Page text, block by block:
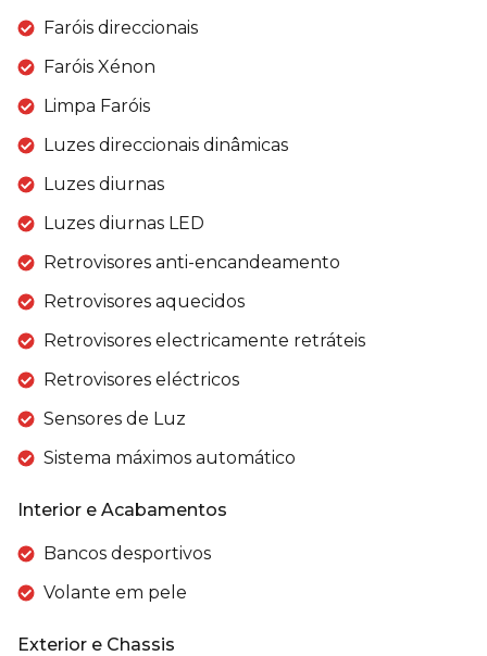
Faróis direccionais
Faróis Xénon
Limpa Faróis
Luzes direccionais dinâmicas
Luzes diurnas
Luzes diurnas LED
Retrovisores anti-encandeamento
Retrovisores aquecidos
Retrovisores electricamente retráteis
Retrovisores eléctricos
Sensores de Luz
Sistema máximos automático
Interior e Acabamentos
Bancos desportivos
Volante em pele
Exterior e Chassis